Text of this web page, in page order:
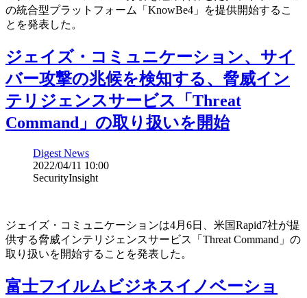
の統合型プラットフォーム「KnowBe4」を提供開始するこ
とを発表した。
ジェイズ・コミュニケーション、サイ
バー攻撃の兆候を検知する、脅威イン
テリジェンスサービス「Threat
Command」の取り扱いを開始
Digest News
2022/04/11 10:00
SecurityInsight
ジェイズ・コミュニケーションは4月6日、米国Rapid7社が提
供する脅威インテリジェンスサービス「Threat Command」の
取り扱いを開始することを発表した。
富士フイルムビジネスイノベーショ